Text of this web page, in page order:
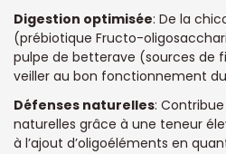
Digestion optimisée: De la
(prébiotique Fructo-
pulpe de betterave (sources de
veiller au bon fonctionnement
Défenses naturelles:
naturelles grâce à une teneur
à l’ajout d’oligoéléments en